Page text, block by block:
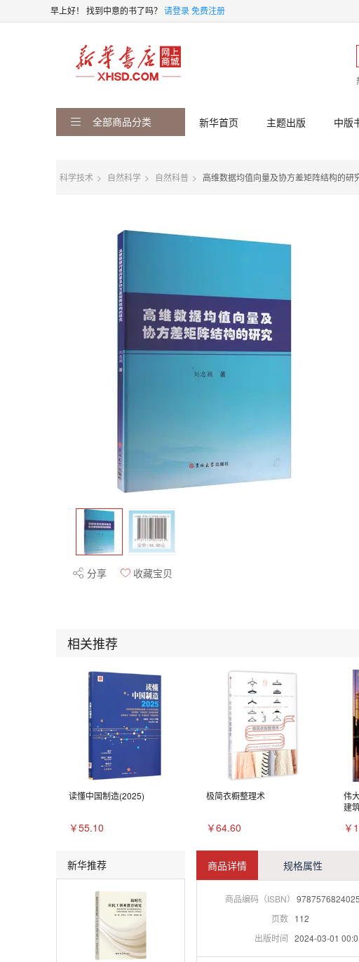
早上好！ 找到中意的书了吗？ 请登录免费注册
全部商品分类 新华首页 主题出版 中版
科学技术 自然科学 自然科普 高维数据均值向量及协方差矩阵结构的研
分享 收藏宝贝
相关推荐
读懂中国制造(2025)
￥55.10
极简衣橱整理术
￥64.60
伟
建
￥
新华推荐 商品详情 规格属性
商品编码（ISBN） 9787576824025
页数 112
出版时间 2024-03-01 00:00:00